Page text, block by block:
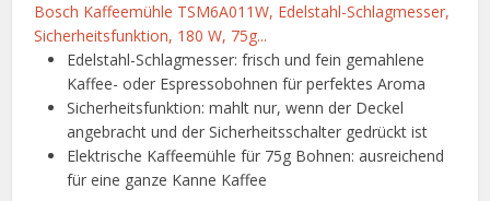
Bosch Kaffeemühle TSM6A011W, Edelstahl-Schlagmesser,
Sicherheitsfunktion, 180 W, 75g...
Edelstahl-Schlagmesser: frisch und fein gemahlene
Kaffee- oder Espressobohnen für perfektes Aroma
Sicherheitsfunktion: mahlt nur, wenn der Deckel
angebracht und der Sicherheitsschalter gedrückt ist
Elektrische Kaffeemühle für 75g Bohnen: ausreichend
für eine ganze Kanne Kaffee